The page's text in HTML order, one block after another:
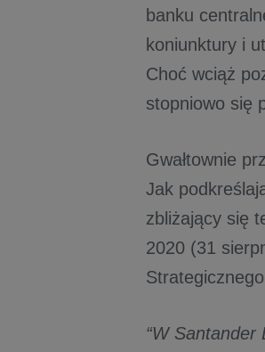
banku
koniunktury i
Choć wciąż
stopniowo się
Gwałtownie
Jak
zbliżający się
2020 (31
“W